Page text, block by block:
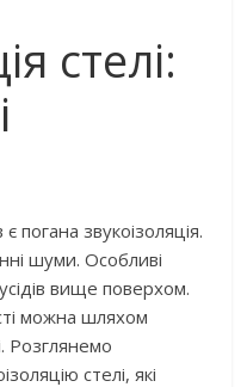
стелі:
погана звукоізоляція.
шуми. Особливі
вище поверхом.
можна шляхом
Розглянемо
стелі, які